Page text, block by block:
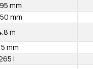
Luukpära
M1